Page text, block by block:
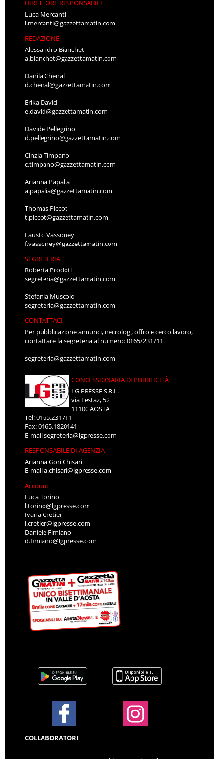
DIRETTORE RESPONSABILE
Luca Mercanti
l.mercanti@gazzettamatin.com
REDAZIONE
Alessandro Bianchet
a.bianchet@gazzettamatin.com
Danila Chenal
d.chenal@gazzettamatin.com
Erika David
e.david@gazzettamatin.com
Davide Pellegrino
d.pellegrino@gazzettamatin.com
Cinzia Timpano
c.timpano@gazzettamatin.com
Arianna Papalia
a.papalia@gazzettamatin.com
Thomas Piccot
t.piccot@gazzettamatin.com
Fausto Vassoney
f.vassoney@gazzettamatin.com
SEGRETERIA
Roberta Prodoti
segreteria@gazzettamatin.com
Stefania Muscolo
segreteria@gazzettamatin.com
CONTATTACI
Per pubblicazione annunci, necrologi, offro e cerco lavoro,
contattare la segreteria al numero: 0165/231711
segreteria@gazzettamatin.com
CONCESSIONARIA DI PUBBLICITÀ
LG PRESSE S.R.L.
via Festaz, 52
11100 AOSTA
Tel: 0165.231711
Fax: 0165.1820141
E-mailsegreteria@lgpresse.com
RESPONSABILE DI AGENZIA
Arianna Gori Chisari
E-maila.chisari@lgpresse.com
Account
Luca Torino
l.torino@lgpresse.com
Ivana Cretier
i.cretier@lgpresse.com
Daniele Fimiano
d.fimiano@lgpresse.com
COLLABORATORI